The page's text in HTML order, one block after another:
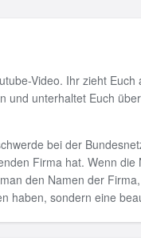
Video. Ihr zieht
und unterhaltet Euch
bei der
Firma hat. Wenn
den Namen der
haben, sondern eine